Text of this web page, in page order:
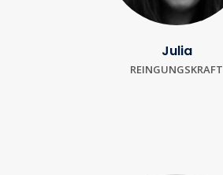
Julia
REINGUNGSKRAFT